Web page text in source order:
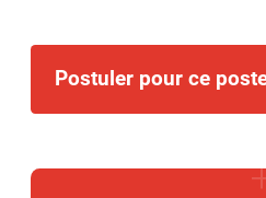
Postuler pour ce